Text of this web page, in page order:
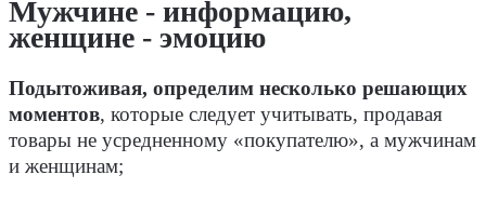
Мужчине - информацию,
женщине - эмоцию
Подытоживая, определим несколько решающих
моментов, которые следует учитывать, продавая
товары не усредненному «покупателю», а мужчинам
и женщинам;